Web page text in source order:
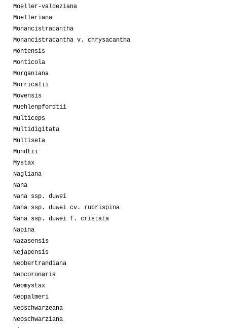
Moeller-valdeziana
Moelleriana
Monancistracantha
Monancistracantha v. chrysacantha
Montensis
Monticola
Morganiana
Morricalii
Movensis
Muehlenpfordtii
Multiceps
Multidigitata
Multiseta
Mundtii
Mystax
Nagliana
Nana
Nana ssp. duwei
Nana ssp. duwei cv. rubrispina
Nana ssp. duwei f. cristata
Napina
Nazasensis
Nejapensis
Neobertrandiana
Neocoronaria
Neomystax
Neopalmeri
Neoschwarzeana
Neoschwarziana